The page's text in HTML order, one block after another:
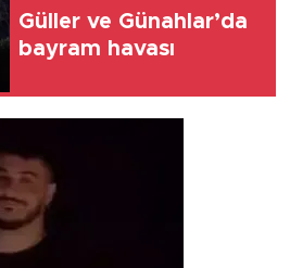
Güller ve Günahlar’da
bayram havası